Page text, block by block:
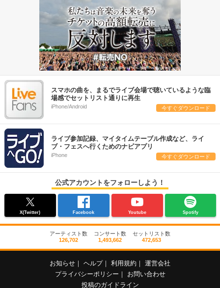
スマホの曲を、まるでライブ会場で聴いているような臨
場感でセットリスト通りに再生
iPhone/Android 今すぐダウンロード
ライブ参加記録、マイタイムテーブル作成など、ライ
ブ・フェスへ行くためのナビアプリ
iPhone 今すぐダウンロード
公式アカウントをフォローしよう！
X(Twitter) Facebook Youtube Spotify
アーティスト数
126,702
コンサート数
1,493,662
セットリスト数
472,653
お知らせ ヘルプ 利用規約
運営会社
プライバシーポリシー
お問い合わせ
投稿のガイドライン